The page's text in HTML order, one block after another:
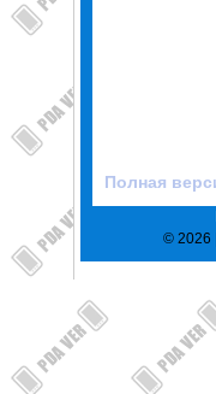
Полная
© 2026